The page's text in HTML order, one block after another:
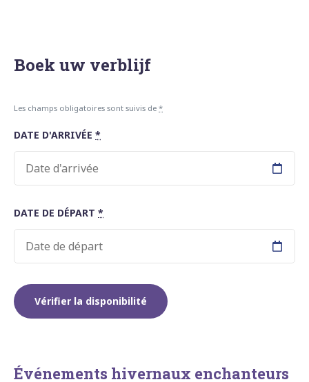
Boek uw verblijf
Les champs obligatoires sont suivis de *
DATE D'ARRIVÉE *
DATE DE DÉPART *
Événements hivernaux enchanteurs